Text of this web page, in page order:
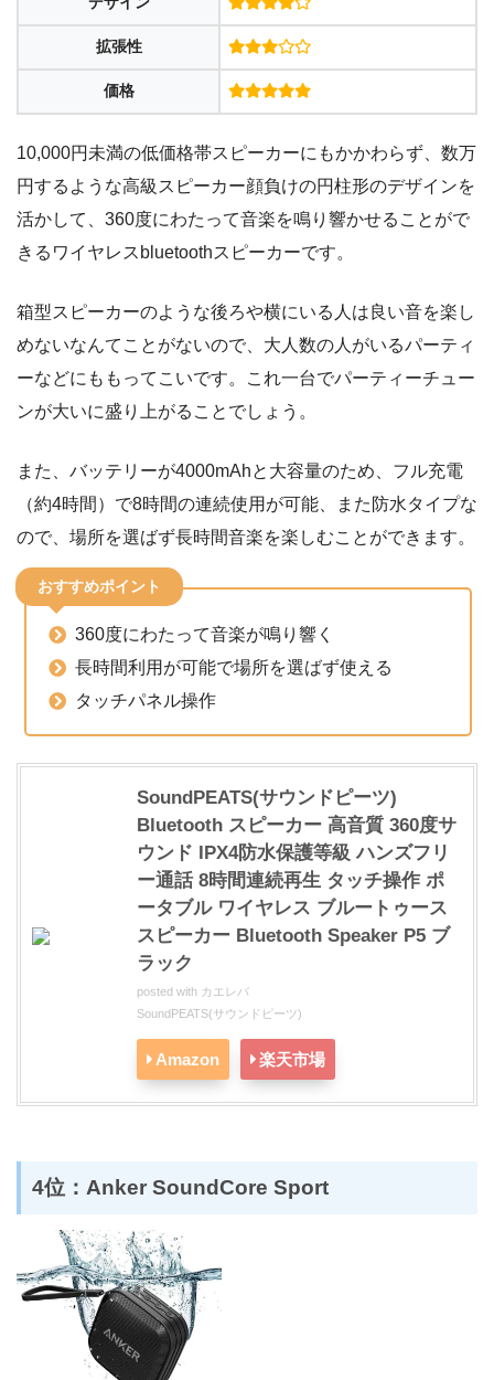
拡張性
価格
10,000円未満の低価格帯スピーカーにもかかわらず、数万
円するような高級スピーカー顔負けの円柱形のデザインを
活かして、360度にわたって音楽を鳴り響かせることがで
きるワイヤレスbluetoothスピーカーです。
箱型スピーカーのような後ろや横にいる人は良い音を楽し
めないなんてことがないので、大人数の人がいるパーティ
ーなどにももってこいです。これ一台でパーティーチュー
ンが大いに盛り上がることでしょう。
また、バッテリーが4000mAhと大容量のため、フル充電
（約4時間）で8時間の連続使用が可能、また防水タイプな
ので、場所を選ばず長時間音楽を楽しむことができます。
おすすめポイント
360度にわたって音楽が鳴り響く
長時間利用が可能で場所を選ばず使える
タッチパネル操作
SoundPEATS(サウンドピーツ)
Bluetooth スピーカー 高音質 360度サ
ウンド IPX4防水保護等級 ハンズフリ
ー通話 8時間連続再生 タッチ操作 ポ
ータブル ワイヤレス ブルートゥース
スピーカー Bluetooth Speaker P5 ブ
ラック
posted with カエレバ
SoundPEATS(サウンドピーツ)
Amazon 楽天市場
4位：Anker SoundCore Sport